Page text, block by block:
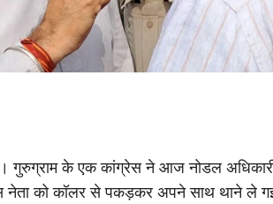
गुरुग्राम के एक कांग्रेस ने आज नोडल
नेता को कॉलर से पकड़कर अपने साथ थाने ले